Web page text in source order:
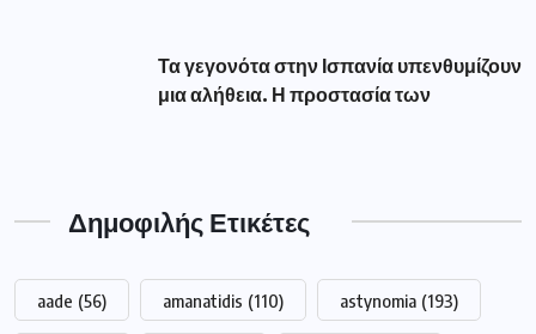
Τα γεγονότα στην Ισπανία υπενθυμίζουν
μια αλήθεια. Η προστασία των
Δημοφιλής Ετικέτες
aade (56) amanatidis (110) astynomia (193)